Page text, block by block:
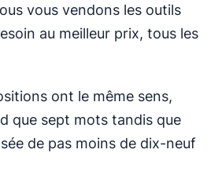
vous vendons les outils
au meilleur prix, tous les
ont le même sens,
que sept mots tandis que
de pas moins de dix-neuf